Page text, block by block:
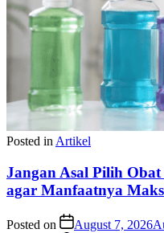
Posted in Artikel
Jangan Asal Pilih
agar Manfaatnya
Posted on August 7, 2026